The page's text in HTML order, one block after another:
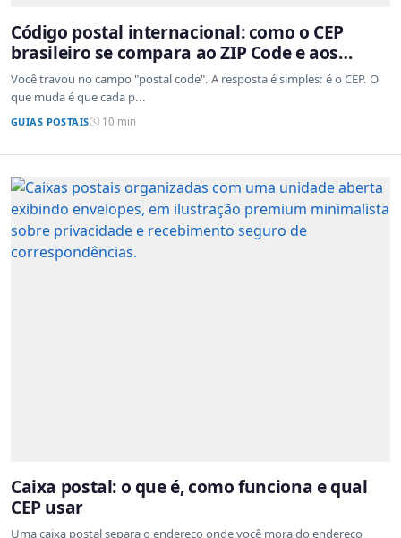
Código postal internacional: como o CEP
brasileiro se compara ao ZIP Code e aos
sistemas de outros países
Você travou no campo "postal code". A resposta é simples: é o CEP. O
que muda é que cada p...
GUIAS POSTAIS 10 min
Caixa postal: o que é, como funciona e qual
CEP usar
Uma caixa postal separa o endereço onde você mora do endereço